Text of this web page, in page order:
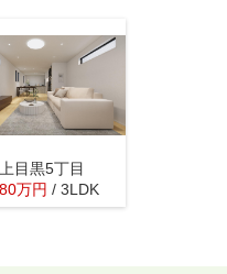
目黒5丁目
万円 / 3LDK